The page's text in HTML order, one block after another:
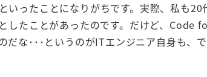
いったことになりがちです。実際、私も
したことがあったのです。だけど、Code
だな･･･というのがITエンジニア自身も、